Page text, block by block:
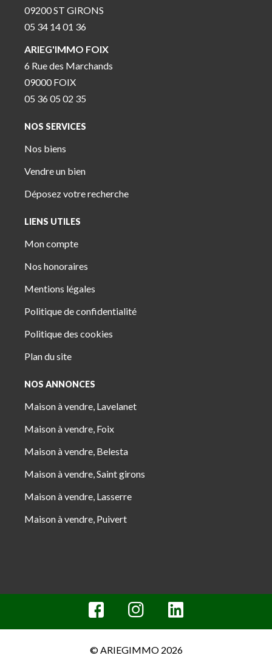
09200 ST GIRONS
05 34 14 01 36
ARIEG'IMMO FOIX
6 Rue des Marchands
09000 FOIX
05 36 05 02 35
NOS SERVICES
Nos biens
Vendre un bien
Déposez votre recherche
LIENS UTILES
Mon compte
Nos honoraires
Mentions légales
Politique de confidentialité
Politique des cookies
Plan du site
NOS ANNONCES
Maison à vendre, Lavelanet
Maison à vendre, Foix
Maison à vendre, Belesta
Maison à vendre, Saint girons
Maison à vendre, Lasserre
Maison à vendre, Puivert
© ARIEGIMMO 2026